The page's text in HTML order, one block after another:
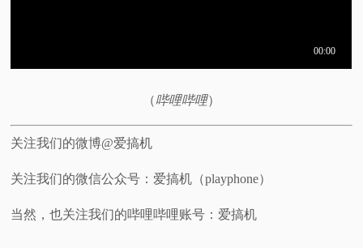
验
专
（哔哩哔哩）
关注我们的微博@爱搞机
关注我们的微信公众号：爱搞机（playphone）
当然，也关注我们的哔哩哔哩账号：爱搞机